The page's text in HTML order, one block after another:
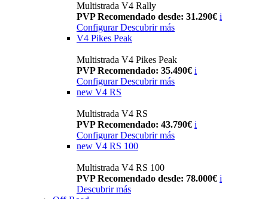
Multistrada V4 Rally
PVP Recomendado desde: 31.290€ i
Configurar Descubrir más
V4 Pikes Peak
Multistrada V4 Pikes Peak
PVP Recomendado: 35.490€ i
Configurar Descubrir más
new V4 RS
Multistrada V4 RS
PVP Recomendado: 43.790€ i
ConfigurarDescubrir más
new V4 RS 100
Multistrada V4 RS 100
PVP Recomendado desde: 78.000€ i
Descubrir más